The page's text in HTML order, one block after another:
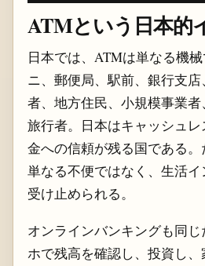
ATMという日本的
日本では、ATMは単なる機
ニ、郵便局、駅前、銀行支
者、地方住民、小規模事業
旅行者。日本はキャッシュ
金への信頼が残る国である。
単なる不便ではなく、生活
受け止められる。
オンラインバンキングも同
ホで残高を確認し、投資し